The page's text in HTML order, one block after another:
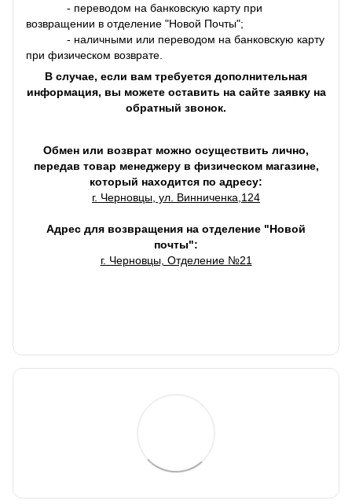
- переводом на банковскую карту при
возвращении в отделение "Новой Почты";
- наличными или переводом на банковскую карту
при физическом возврате.
В случае, если вам требуется дополнительная
информация, вы можете оставить на сайте заявку на
обратный звонок.
Обмен или возврат можно осуществить лично,
передав товар менеджеру в физическом магазине,
который находится по адресу:
г. Черновцы, ул. Винниченка,124
Адрес для возвращения на отделение "Новой
почты":
г. Черновцы, Отделение №21